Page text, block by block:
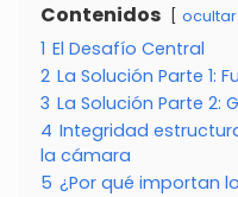
Contenidos ocultar
1 El Desafío Central
2 La Solución Parte 1:
3 La Solución Parte 2:
4 Integridad
la cámara
5 ¿Por qué importan